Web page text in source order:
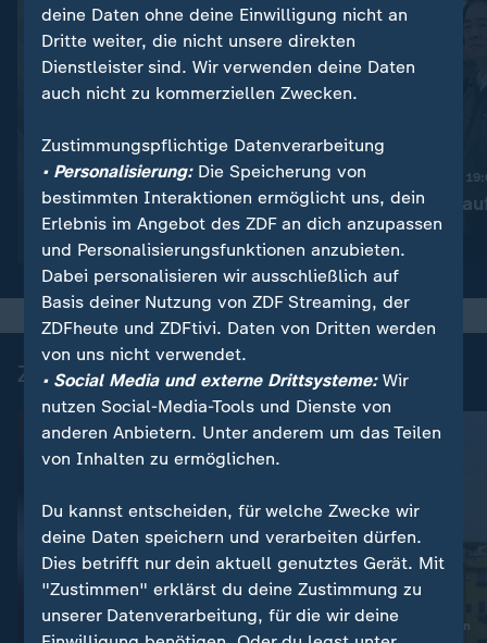
Nachrichten | heute 19:00 Uhr:
Trotz Krieg:
Leihmutterschaft in der
Ukraine
Nachrichten | heute
Taiwan rüstet
Video
Zuletzt auf ZDFheute veröffentlicht
Overtourism in Italien
deine Daten ohne deine Einwilligung nicht an
Dritte weiter, die nicht unsere direkten
Dienstleister sind. Wir verwenden deine Daten
auch nicht zu kommerziellen Zwecken.
Zustimmungspflichtige Datenverarbeitung
• Personalisierung:Die Speicherung von
bestimmten Interaktionen ermöglicht uns, dein
Erlebnis im Angebot des ZDF an dich anzupassen
und Personalisierungsfunktionen anzubieten.
Dabei personalisieren wir ausschließlich auf
Basis deiner Nutzung von ZDF Streaming, der
ZDFheute und ZDFtivi. Daten von Dritten werden
von uns nicht verwendet.
• Social Media und externe Drittsysteme:Wir
nutzen Social-Media-Tools und Dienste von
anderen Anbietern. Unter anderem um das Teilen
von Inhalten zu ermöglichen.
Du kannst entscheiden, für welche Zwecke wir
deine Daten speichern und verarbeiten dürfen.
Dies betrifft nur dein aktuell genutztes Gerät. Mit
"Zustimmen" erklärst du deine Zustimmung zu
unserer Datenverarbeitung, für die wir deine